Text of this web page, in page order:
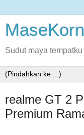
Sudut maya
realme GT 2
Premium